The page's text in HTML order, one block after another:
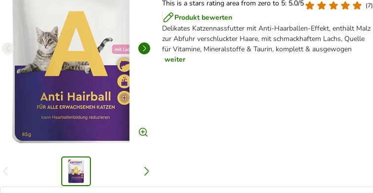
This is a stars rating area from zero to 5: 5.0/5
(7)
Produkt bewerten
Delikates Katzennassfutter mit Anti-Haarballen-Effekt, enthält Malz
zur Abfuhr verschluckter Haare, mit schmackhaftem Lachs, Quelle
für Vitamine, Mineralstoffe & Taurin, komplett & ausgewogen
weiter